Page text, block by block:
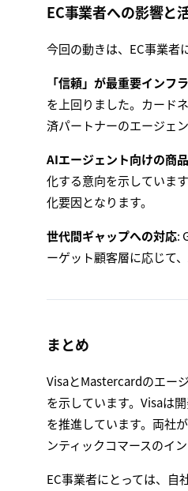
EC事業者への影響と
今回の動きは、EC事業者
「信頼」が最重要インフ
を上回りました。カード
済パートナーのエージェ
AIエージェント向けの商
化する意向を示していま
化要因となります。
世代間ギャップへの対応:
ーゲット顧客層に応じて
まとめ
VisaとMastercardのエー
を示しています。Visaは
を推進しています。両社
ンティックコマースのイ
EC事業者にとっては、自